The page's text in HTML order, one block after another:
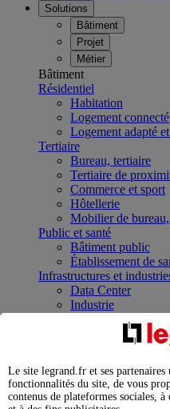
Solutions
Bâtiment
Projet
Métier
Bâtiment
Résidentiel
Habitation
Logement connecté
Logement adapté
Tertiaire
Bureau, tertiaire
Tertiaire de
Commerce et sport
Hôtellerie
Mobilier de
Public et santé
Bâtiment public
Établissement de
Infrastructures et
Data Center
Industrie
Infrastructures
Contrôler et
Répartir et
Legrand Data
expertises au
Le site legrand.fr et ses
fonctionnalités du site, de vous
contenus de plateformes sociales,